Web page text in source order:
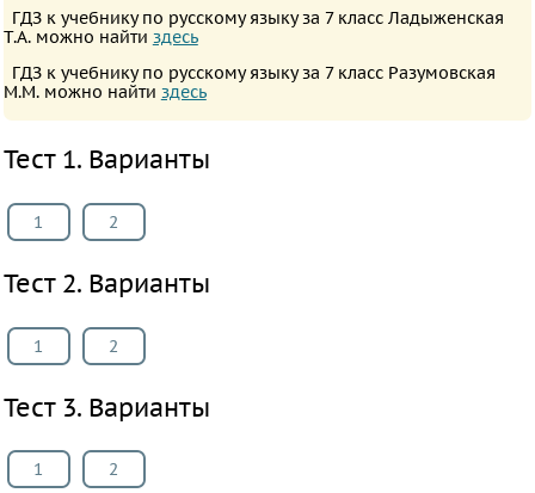
Все
предметы
Математика
язык
язык
Геометрия
Химия
язык
Белорусский
язык
ГДЗ к учебнику по русскому языку за 7 класс Ладыженская
Т.А. можно найти здесь
ГДЗ к учебнику по русскому языку за 7 класс Разумовская
М.М. можно найти здесь
Тест 1. Варианты
1 2
Тест 2. Варианты
1 2
Тест 3. Варианты
1 2